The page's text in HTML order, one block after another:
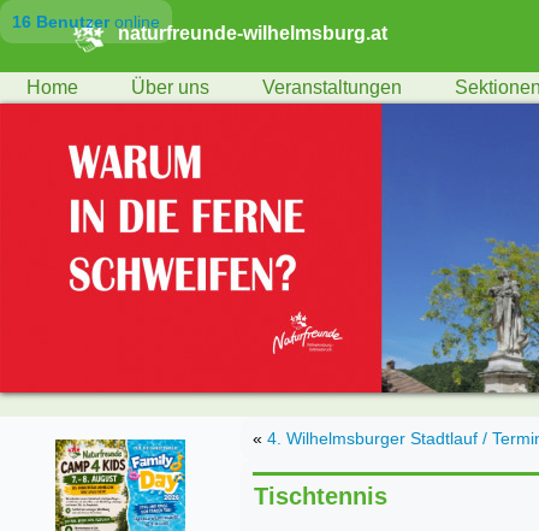
16 Benutzeronline
naturfreunde-wilhelmsburg.at
Home Über uns Veranstaltungen
« 4. Wilhelmsburger Stadtlauf /
Tischtennis